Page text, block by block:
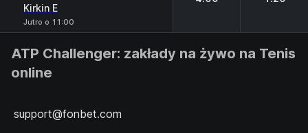
Kirkin E
Jutro o 11:00
ATP Challenger: zakłady na żywo na Tenis
online
support@fonbet.com